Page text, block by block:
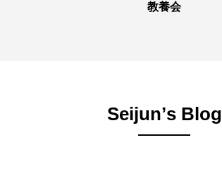
教養会
Seijunʼs Blog